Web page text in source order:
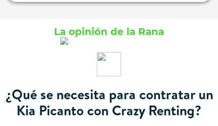
La opinión de la Rana
¿Qué se necesita para contratar un
Kia Picanto con Crazy Renting?